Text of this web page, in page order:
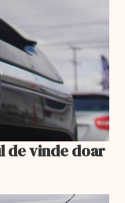
de vinde doar